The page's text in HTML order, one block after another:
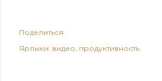
Поделиться
Ярлыки: видео продуктивность